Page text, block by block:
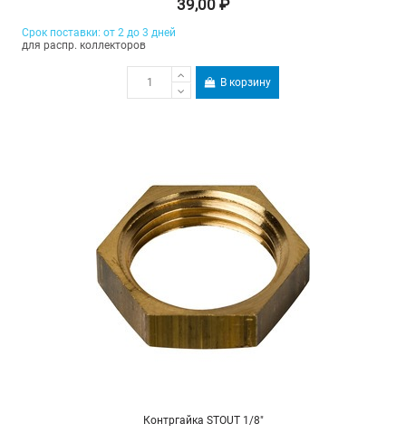
39,00 ₽
Срок поставки: от 2 до 3 дней
для распр. коллекторов
В корзину
Контргайка STOUT 1/8"